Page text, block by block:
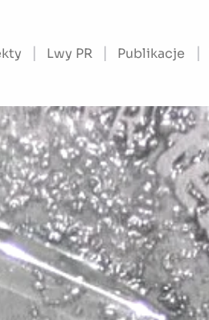
Lwy PR Publikacje